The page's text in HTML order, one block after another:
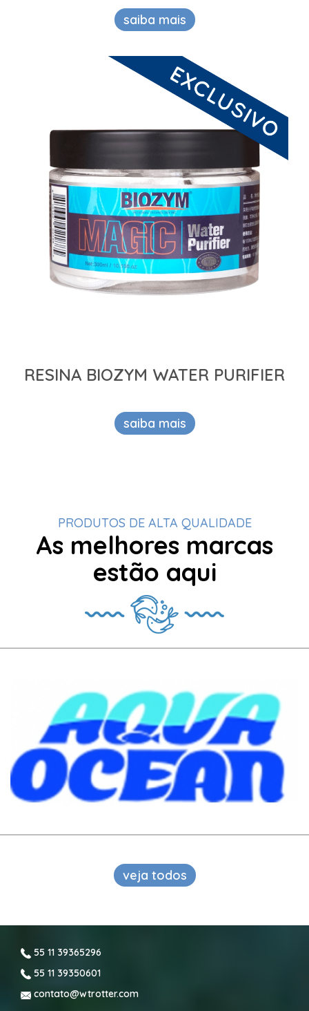
saiba mais
RESINA BIOZYM WATER PURIFIER
saiba mais
PRODUTOS DE ALTA QUALIDADE
As melhores marcas
estão aqui
veja todos
55 11 39365296
55 11 39350601
contato@wtrotter.com